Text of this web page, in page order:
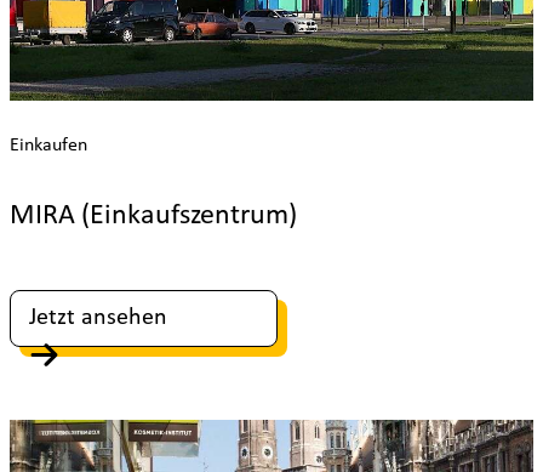
MIRA (Einkaufszentrum)
Einkaufen
Jetzt ansehen